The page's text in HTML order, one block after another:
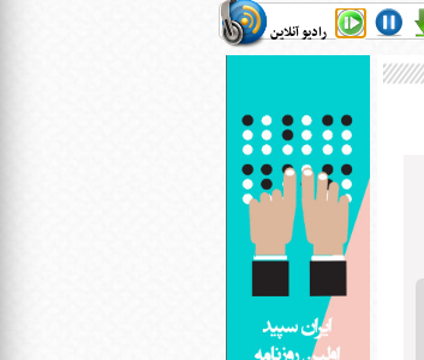
رادیو آنلاین